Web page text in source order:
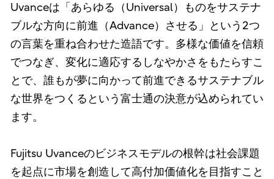
Uvanceは「あらゆる（Universal）ものをサステナ
ブルな方向に前進（Advance）させる」という2つ
の言葉を重ね合わせた造語です。多様な価値を信頼
でつなぎ、変化に適応するしなやかさをもたらすこ
とで、誰もが夢に向かって前進できるサステナブル
な世界をつくるという富士通の決意が込められてい
ます。
Fujitsu Uvanceのビジネスモデルの根幹は社会課題
を起点に市場を創造して高付加価値化を目指すこと